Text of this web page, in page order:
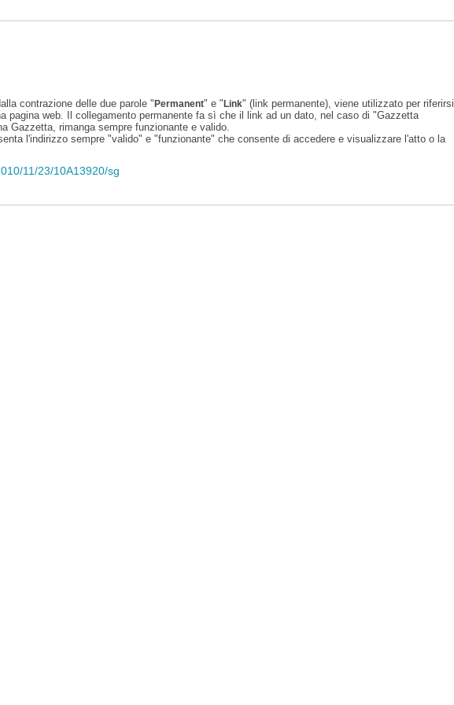
contrazione delle due parole "Permanent" e "Link" (link permanente), viene utilizzato per riferirsi
pagina web. Il collegamento permanente fa sì che il link ad un dato, nel caso di "Gazzetta
Gazzetta, rimanga sempre funzionante e valido.
l'indirizzo sempre "valido" e "funzionante" che consente di accedere e visualizzare l'atto o la
11/23/10A13920/sg